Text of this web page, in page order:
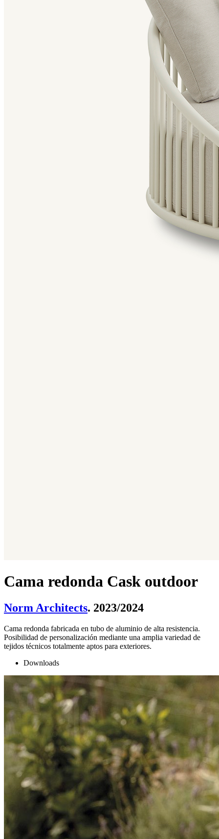
Cama redonda Cask outdoor
Norm Architects. 2023/2024
Cama redonda fabricada en tubo de aluminio de alta resistencia.
Posibilidad de personalización mediante una amplia variedad de
tejidos técnicos totalmente aptos para exteriores.
Downloads